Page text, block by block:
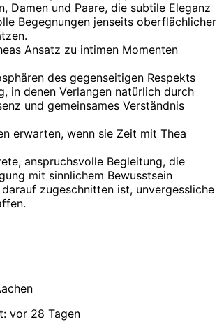
Damen und Paare, die subtile Eleganz
Begegnungen jenseits oberflächlicher
Ansatz zu intimen Momenten
des gegenseitigen Respekts
in denen Verlangen natürlich durch
und gemeinsames Verständnis
erwarten, wenn sie Zeit mit Thea
anspruchsvolle Begleitung, die
mit sinnlichem Bewusstsein
zugeschnitten ist, unvergessliche
vor 28 Tagen